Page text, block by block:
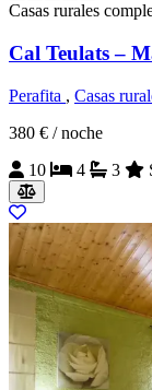
Casas rurales
Cal Teulats –
Perafita , Casas
380 € / noche
10
4 3